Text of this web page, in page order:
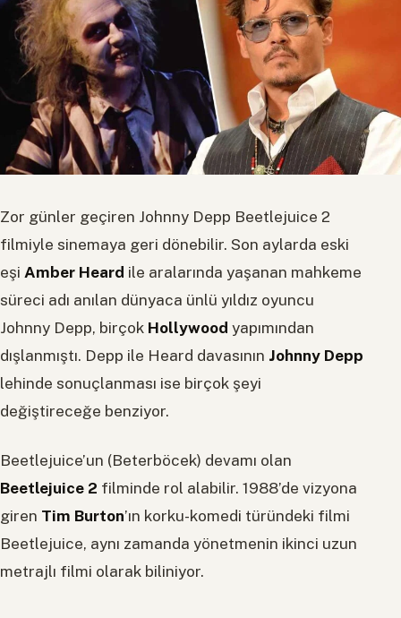
Zor günler geçiren Johnny Depp Beetlejuice 2
filmiyle sinemaya geri dönebilir. Son aylarda eski
eşi Amber Heard ile aralarında yaşanan mahkeme
süreci adı anılan dünyaca ünlü yıldız oyuncu
Johnny Depp, birçok Hollywood yapımından
dışlanmıştı. Depp ile Heard davasının Johnny Depp
lehinde sonuçlanması ise birçok şeyi
değiştireceğe benziyor.
Beetlejuice’un (Beterböcek) devamı olan
Beetlejuice 2 filminde rol alabilir. 1988’de vizyona
giren Tim Burton’ın korku-komedi türündeki filmi
Beetlejuice, aynı zamanda yönetmenin ikinci uzun
metrajlı filmi olarak biliniyor.